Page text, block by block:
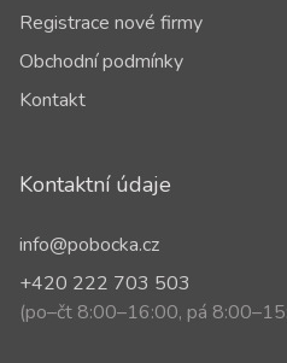
Registrace nové firmy
Obchodní podmínky
Kontakt
Kontaktní údaje
info@pobocka.cz
+420 222 703 503
(po–čt 8:00–16:00, pá